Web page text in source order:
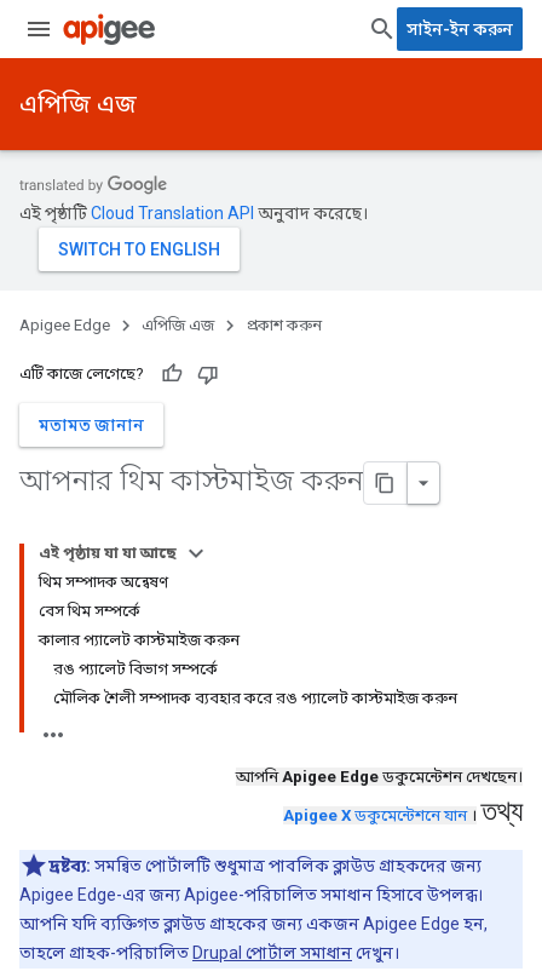
সাইন-ইন করুন
এপিজি এজ
এই পৃষ্ঠাটিCloud Translation API অনুবাদ করেছে।
Apigee Edge এপিজি এজ প্রকাশ করুন
এটি কাজে লেগেছে?
মতামত জানান
আপনার থিম কাস্টমাইজ করুন
এই পৃষ্ঠায় যা যা আছে
থিম সম্পাদক অন্বেষণ
বেস থিম সম্পর্কে
কালার প্যালেট কাস্টমাইজ করুন
রঙ প্যালেট বিভাগ সম্পর্কে
মৌলিক শৈলী সম্পাদক ব্যবহার করে রঙ প্যালেট কাস্টমাইজ করুন
আপনিApigee Edge ডকুমেন্টেশন দেখছেন।
Apigee X ডকুমেন্টেশনে যান। তথ্য
দ্রষ্টব্য: সমন্বিত পোর্টালটি শুধুমাত্র পাবলিক ক্লাউড গ্রাহকদের জন্য
Apigee Edge-এর জন্য Apigee-পরিচালিত সমাধান হিসাবে উপলব্ধ।
আপনি যদি ব্যক্তিগত ক্লাউড গ্রাহকের জন্য একজন Apigee Edge হন,
তাহলে গ্রাহক-পরিচালিত Drupal পোর্টাল সমাধানদেখুন।